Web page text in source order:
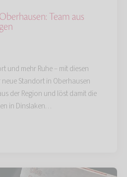
Team aus
und mehr Ruhe – mit diesen
Standort in Oberhausen
der Region und löst damit die
in Dinslaken…